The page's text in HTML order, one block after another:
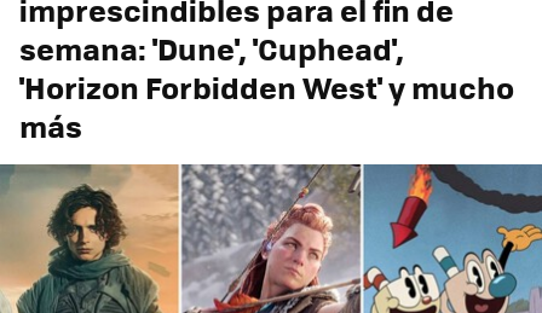
imprescindibles para el fin de
semana: 'Dune', 'Cuphead',
'Horizon Forbidden West' y mucho
más